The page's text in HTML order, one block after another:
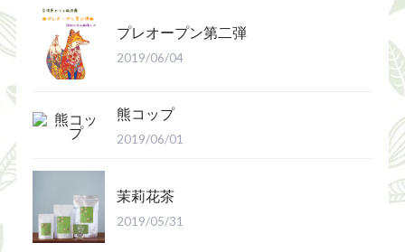
プレオープン第二弾
2019/06/04
熊コップ
2019/06/01
茉莉花茶
2019/05/31